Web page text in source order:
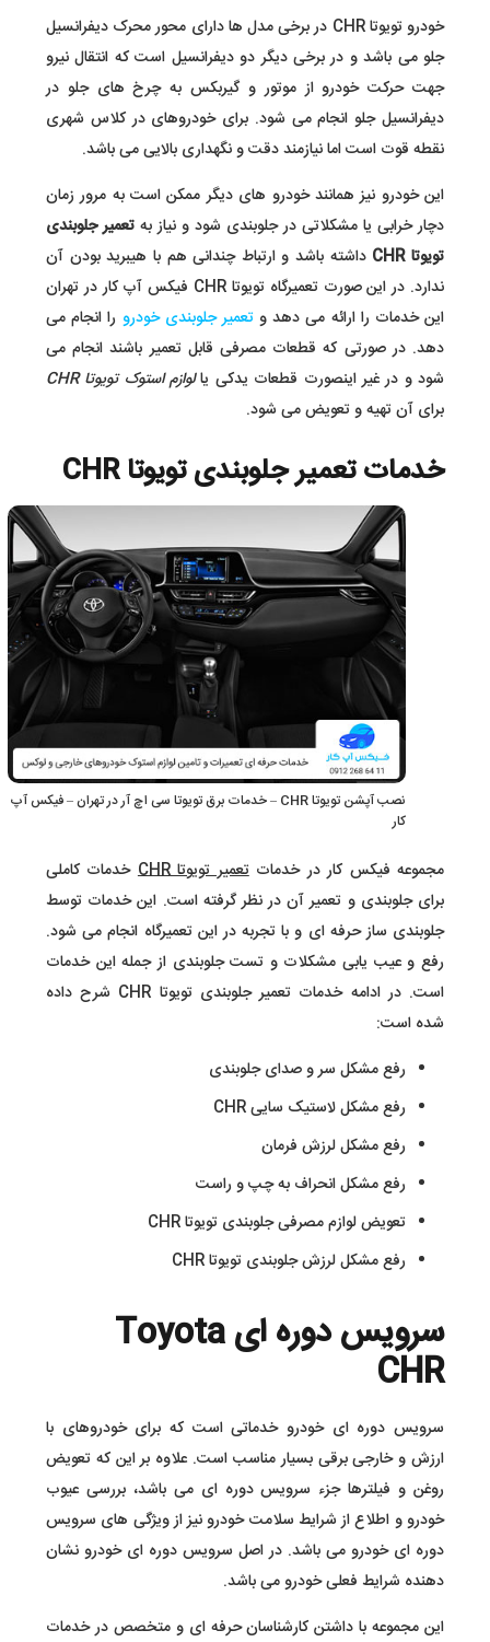
خودرو تویوتا CHR در برخی مدل ها دارای محور محرک دیفرانسیل
جلو می باشد و در برخی دیگر دو دیفرانسیل است که انتقال نیرو
جهت حرکت خودرو از موتور و گیربکس به چرخ های جلو در
دیفرانسیل جلو انجام می شود. برای خودروهای در کلاس شهری
نقطه قوت است اما نیازمند دقت و نگهداری بالایی می باشد.
این خودرو نیز همانند خودرو های دیگر ممکن است به مرور زمان
دچار خرابی یا مشکلاتی در جلوبندی شود و نیاز به تعمیر جلوبندی
تویوتا CHR
داشته باشد و ارتباط چندانی هم با هیبرید بودن آن
ندارد. در این صورت تعمیرگاه تویوتا CHR فیکس آپ کار در تهران
این خدمات را ارائه می دهد وتعمیر جلوبندی خودرو را انجام می
دهد. در صورتی که قطعات مصرفی قابل تعمیر باشند انجام می
شود و در غیر اینصورت قطعات یدکی یالوازم استوک تویوتا CHR
برای آن تهیه و تعویض می شود.
خدمات تعمیر جلوبندی تویوتا CHR
نصب آپشن تویوتا CHR – خدمات برق تویوتا سی اچ آر در تهران – فیکس آپ
کار
مجموعه فیکس کار در خدماتتعمیر تویوتا CHR
خدمات کاملی
برای جلوبندی و تعمیر آن در نظر گرفته است. این خدمات توسط
جلوبندی ساز حرفه ای و با تجربه در این تعمیرگاه انجام می شود.
رفع و عیب یابی مشکلات و تست جلوبندی از جمله این خدمات
است. در ادامه خدمات تعمیر جلوبندی تویوتا CHR شرح داده
شده است:
رفع مشکل سر و صدای جلوبندی
رفع مشکل لاستیک سایی CHR
رفع مشکل لرزش فرمان
رفع مشکل انحراف به چپ و راست
تعویض لوازم مصرفی جلوبندی تویوتا CHR
رفع مشکل لرزش جلوبندی تویوتا CHR
سرویس دوره ای Toyota
CHR
سرویس دوره ای خودرو خدماتی است که برای خودروهای با
ارزش و خارجی برقی بسیار مناسب است. علاوه بر این که تعویض
روغن و فیلترها جزء سرویس دوره ای می باشد، بررسی عیوب
خودرو و اطلاع از شرایط سلامت خودرو نیز از ویژگی های سرویس
دوره ای خودرو می باشد. در اصل سرویس دوره ای خودرو نشان
دهنده شرایط فعلی خودرو می باشد.
این مجموعه با داشتن کارشناسان حرفه ای و متخصص در خدمات